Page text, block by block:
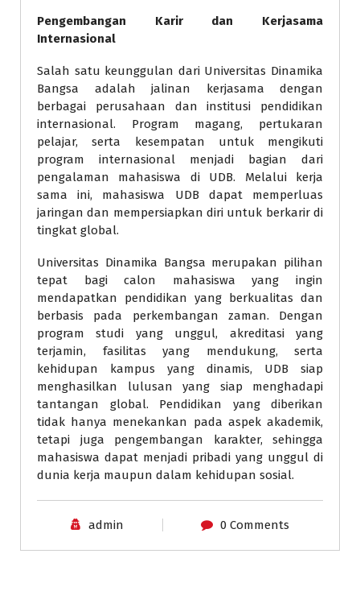
Pengembangan Karir dan Kerjasama
Internasional
Salah satu keunggulan dari Universitas Dinamika
Bangsa adalah jalinan kerjasama dengan
berbagai perusahaan dan institusi pendidikan
internasional. Program magang, pertukaran
pelajar, serta kesempatan untuk mengikuti
program internasional menjadi bagian dari
pengalaman mahasiswa di UDB. Melalui kerja
sama ini, mahasiswa UDB dapat memperluas
jaringan dan mempersiapkan diri untuk berkarir di
tingkat global.
Universitas Dinamika Bangsa merupakan pilihan
tepat bagi calon mahasiswa yang ingin
mendapatkan pendidikan yang berkualitas dan
berbasis pada perkembangan zaman. Dengan
program studi yang unggul, akreditasi yang
terjamin, fasilitas yang mendukung, serta
kehidupan kampus yang dinamis, UDB siap
menghasilkan lulusan yang siap menghadapi
tantangan global. Pendidikan yang diberikan
tidak hanya menekankan pada aspek akademik,
tetapi juga pengembangan karakter, sehingga
mahasiswa dapat menjadi pribadi yang unggul di
dunia kerja maupun dalam kehidupan sosial.
admin 0 Comments